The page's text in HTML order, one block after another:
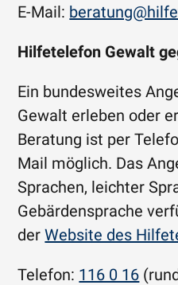
E-Mail:
Hilfetelefon Gewalt
Ein bundesweites
Gewalt erleben oder
Beratung ist per
Mail möglich. Das
Sprachen, leichter
Gebärdensprache
derWebsite des
Telefon: 116 0 16